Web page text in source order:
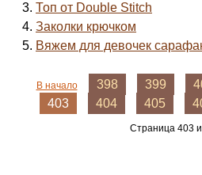
Топ от Double Stitch
Заколки крючком
Вяжем для девочек
В начало 398 399
403
404 405
Страница 403